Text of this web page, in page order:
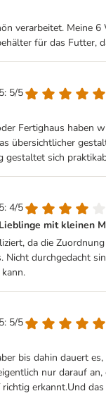
verarbeitet. Meine
für das Futter,
5/5
Fertighaus
übersichtlicher
sich
4/5
mit kleinen
da die
Nicht durchgedacht
5/5
bis dahin dauert
nur darauf
erkannt.Und